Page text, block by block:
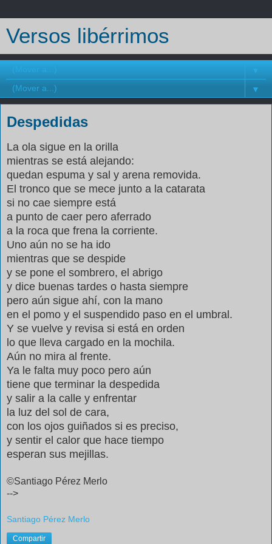
Versos libérrimos
▼
▼
Despedidas
La ola sigue en la orilla
mientras se está alejando:
quedan espuma y sal y arena removida.
El tronco que se mece junto a la catarata
si no cae siempre está
a punto de caer pero aferrado
a la roca que frena la corriente.
Uno aún no se ha ido
mientras que se despide
y se pone el sombrero, el abrigo
y dice buenas tardes o hasta siempre
pero aún sigue ahí, con la mano
en el pomo y el suspendido paso en el umbral.
Y se vuelve y revisa si está en orden
lo que lleva cargado en la mochila.
Aún no mira al frente.
Ya le falta muy poco pero aún
tiene que terminar la despedida
y salir a la calle y enfrentar
la luz del sol de cara,
con los ojos guiñados si es preciso,
y sentir el calor que hace tiempo
esperan sus mejillas.
©Santiago Pérez Merlo
-->
Santiago Pérez Merlo
Compartir